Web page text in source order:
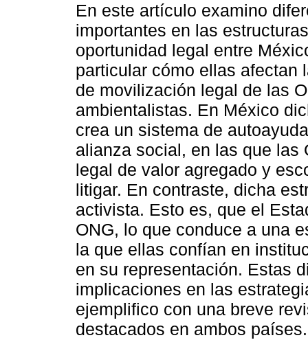
En este artículo examino
importantes en las
oportunidad legal entre
particular cómo ellas afectan
de movilización legal de las
ambientalistas. En México
crea un sistema de
alianza social, en las que las
legal de valor agregado y
litigar. En contraste, dicha
activista. Esto es, que el
ONG, lo que conduce a una
la que ellas confían en
en su representación. Estas
implicaciones en las
ejemplifico con una breve
destacados en ambos países.